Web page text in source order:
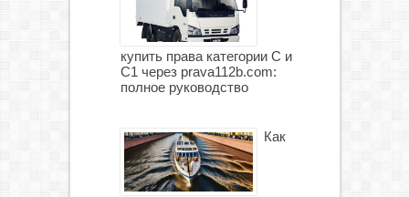
купить права категории С и
С1 через prava112b.com:
полное руководство
Как